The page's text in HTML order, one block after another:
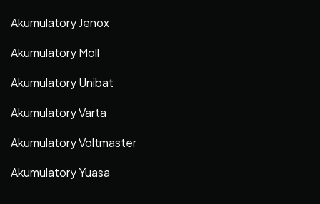
Akumulatory Jenox
Akumulatory Moll
Akumulatory Unibat
Akumulatory Varta
Akumulatory Voltmaster
Akumulatory Yuasa